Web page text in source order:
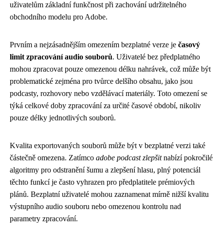
uživatelům základní funkčnost při zachování udržitelného
obchodního modelu pro Adobe.
Prvním a nejzásadnějším omezením bezplatné verze je časový
limit zpracování audio souborů. Uživatelé bez předplatného
mohou zpracovat pouze omezenou délku nahrávek, což může být
problematické zejména pro tvůrce delšího obsahu, jako jsou
podcasty, rozhovory nebo vzdělávací materiály. Toto omezení se
týká celkové doby zpracování za určité časové období, nikoliv
pouze délky jednotlivých souborů.
Kvalita exportovaných souborů může být v bezplatné verzi také
částečně omezena. Zatímco adobe podcast zlepšitnabízí pokročilé
algoritmy pro odstranění šumu a zlepšení hlasu, plný potenciál
těchto funkcí je často vyhrazen pro předplatitele prémiových
plánů. Bezplatní uživatelé mohou zaznamenat mírně nižší kvalitu
výstupního audio souboru nebo omezenou kontrolu nad
parametry zpracování.